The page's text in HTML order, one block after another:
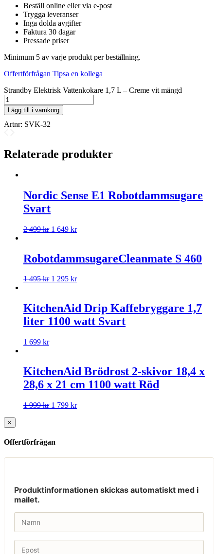
Beställ online eller via e-post
Trygga leveranser
Inga dolda avgifter
Faktura 30 dagar
Pressade priser
Minimum 5 av varje produkt per beställning.
Offertförfrågan Tipsa en kollega
Strandby Elektrisk Vattenkokare 1,7 L – Creme vit mängd
Lägg till i varukorg
Artnr: SVK-32
Relaterade produkter
Nordic Sense E1 Robotdammsugare
Svart
2 499kr 1 649 kr
RobotdammsugareCleanmate S 460
1 495kr 1 295 kr
KitchenAid Drip Kaffebryggare 1,7
liter 1100 watt Svart
1 699 kr
KitchenAid Brödrost 2-skivor 18,4 x
28,6 x 21 cm 1100 watt Röd
1 999kr 1 799 kr
×
Offertförfrågan
Produktinformationen skickas automatiskt med i
mailet.